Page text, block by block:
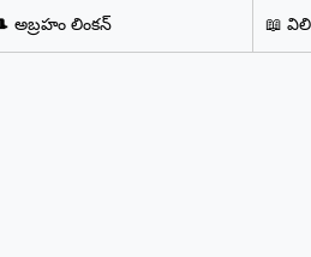
అబ్రహం లింకన్ 📖